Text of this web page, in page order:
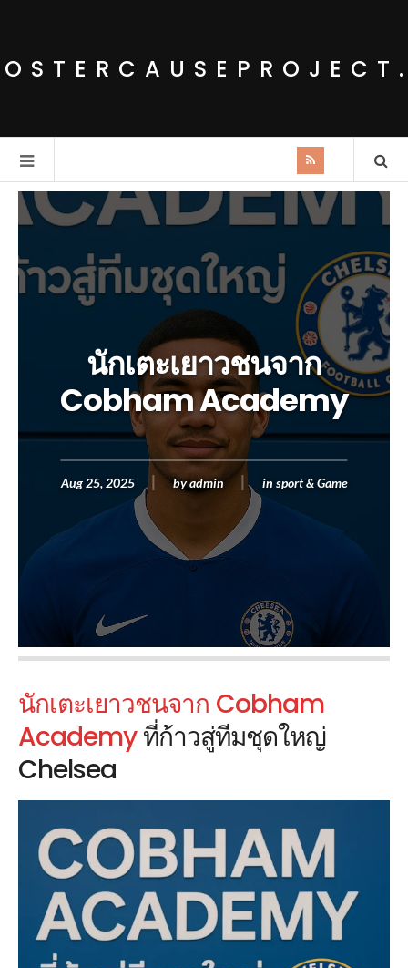
นักเตะเยาวชนจาก
Cobham Academy
Aug 25, 2025 byadmin in sport & Game
นักเตะเยาวชนจาก Cobham
Academyที่ก้าวสู่ทีมชุดใหญ่
Chelsea